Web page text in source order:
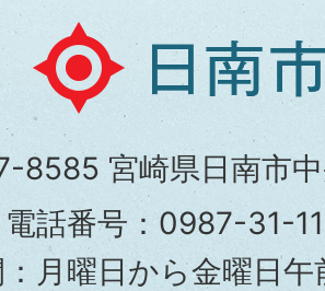
日
南
市
役
所
8585 宮崎県日南市
電話番号：0987-31-
：月曜日から金曜日